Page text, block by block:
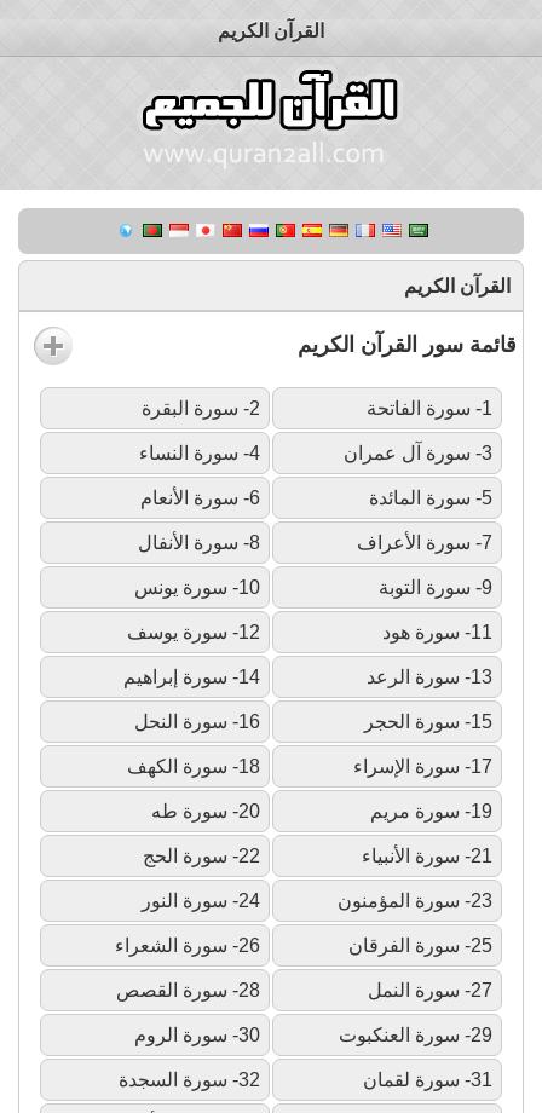
القرآن الكريم
القرآن الكريم
قائمة سور القرآن الكريم
1- سورة الفاتحة 2- سورة البقرة
3- سورة آل عمران 4- سورة النساء
5- سورة المائدة 6- سورة الأنعام
7- سورة الأعراف 8- سورة الأنفال
9- سورة التوبة 10- سورة يونس
11- سورة هود 12- سورة يوسف
13- سورة الرعد 14- سورة إبراهيم
15- سورة الحجر 16- سورة النحل
17- سورة الإسراء 18- سورة الكهف
19- سورة مريم 20- سورة طه
21- سورة الأنبياء 22- سورة الحج
23- سورة المؤمنون 24- سورة النور
25- سورة الفرقان 26- سورة الشعراء
27- سورة النمل 28- سورة القصص
29- سورة العنكبوت 30- سورة الروم
31- سورة لقمان 32- سورة السجدة